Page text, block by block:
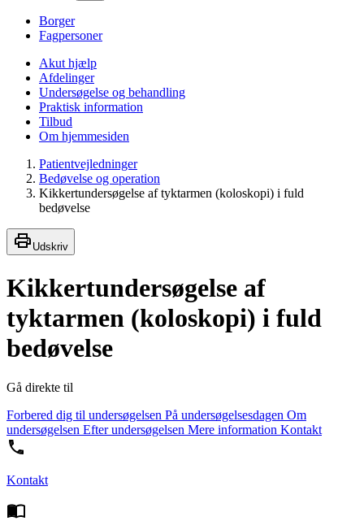
Borger
Fagpersoner
Akut hjælp
Afdelinger
Undersøgelse og behandling
Praktisk information
Tilbud
Om hjemmesiden
Patientvejledninger
Bedøvelse og operation
Kikkertundersøgelse af tyktarmen (koloskopi) i fuld
bedøvelse
Udskriv
Kikkertundersøgelse af
tyktarmen (koloskopi) i fuld
bedøvelse
Gå direkte til
Forbered dig til undersøgelsen På undersøgelsesdagen Om
undersøgelsen Efter undersøgelsen Mere information Kontakt
Kontakt